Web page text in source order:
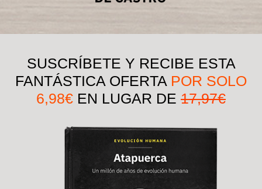
SUSCRÍBETE Y RECIBE ESTA
FANTÁSTICA OFERTA POR SOLO
6,98€ EN LUGAR DE 17,97€